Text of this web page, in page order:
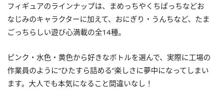
フィギュアのラインナップは、まめっちやくちぱっちなどお
なじみのキャラクターに加えて、おにぎり・うんちなど、たま
ごっちらしい遊び心満載の全14種。
ピンク・水色・黄色から好きなボトルを選んで、実際に工場の
作業員のように“ひたすら詰める”楽しさに夢中になってしまい
ます。大人でも本気になること間違いなし！